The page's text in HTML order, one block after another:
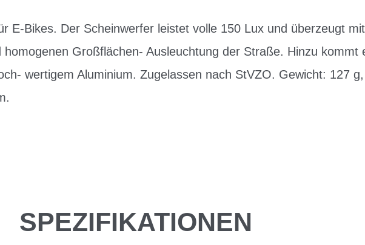
E-Bikes. Der Scheinwerfer leistet volle 150 Lux und überzeugt
Großflächen- Ausleuchtung der Straße. Hinzu kommt
wertigem Aluminium. Zugelassen nach StVZO. Gewicht: 127 g,
SPEZIFIKATIONEN